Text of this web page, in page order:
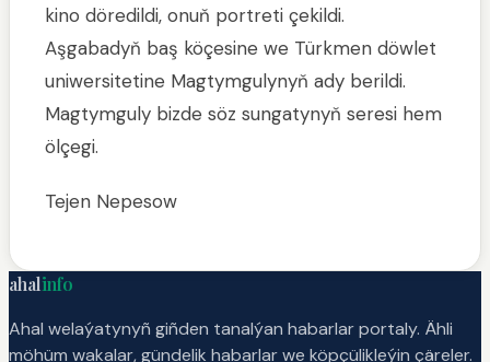
kino döredildi, onuň portreti çekildi.
Aşgabadyň baş köçesine we Türkmen döwlet
uniwersitetine Magtymgulynyň ady berildi.
Magtymguly bizde söz sungatynyň seresi hem
ölçegi.
Tejen Nepesow
ahalinfo
Ahal welaýatynyñ giñden tanalýan habarlar portaly. Ähli
möhüm wakalar, gündelik habarlar we köpçülikleýin çäreler.